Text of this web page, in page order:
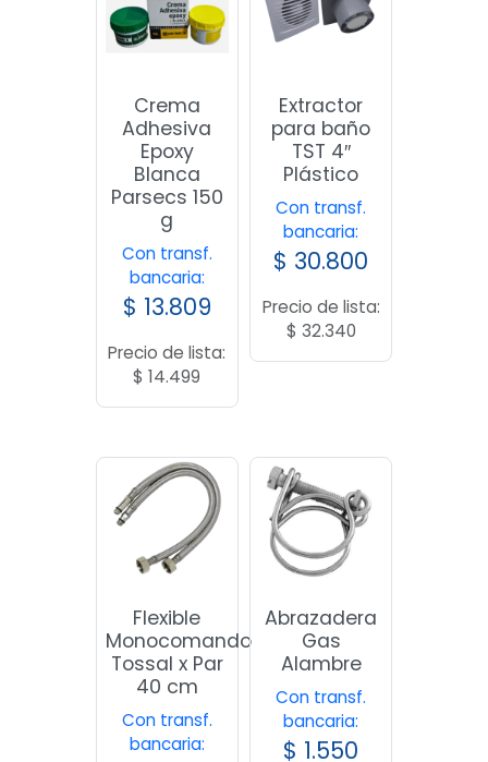
Crema
Adhesiva
Epoxy
Blanca
Parsecs 150
g
Con transf.
bancaria:
$ 13.809
Precio de lista:
$ 14.499
Extractor
para baño
TST 4″
Plástico
Con transf.
bancaria:
$ 30.800
Precio de lista:
$ 32.340
Flexible
Monocomando
Tossal x Par
40 cm
Con transf.
bancaria:
Abrazadera
Gas
Alambre
Con transf.
bancaria:
$ 1.550